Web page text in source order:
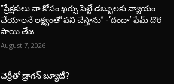
”ప్రేక్షకులు నా కోసం ఖర్చు పెట్టే డబ్బులకు న్యాయం
చేయాలనే లక్ష్యంతో పని చేస్తాను” -‘దందా’ ఫేమ్ దొర
సాయి తేజ
August 7, 2026
చెర్రీతో డ్రాగన్ బ్యూటీ?